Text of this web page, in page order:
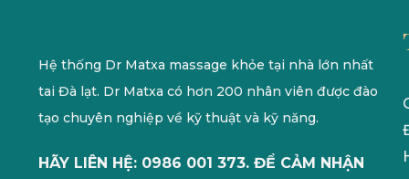
Hệ thống Dr Matxa massage khỏe tại nhà lớn nhất
tai Đà lạt. Dr Matxa có hơn 200 nhân viên được đào
tạo chuyên nghiệp về kỹ thuật và kỹ năng.
HÃY LIÊN HỆ: 0986 001 373. ĐỂ CẢM NHẬN